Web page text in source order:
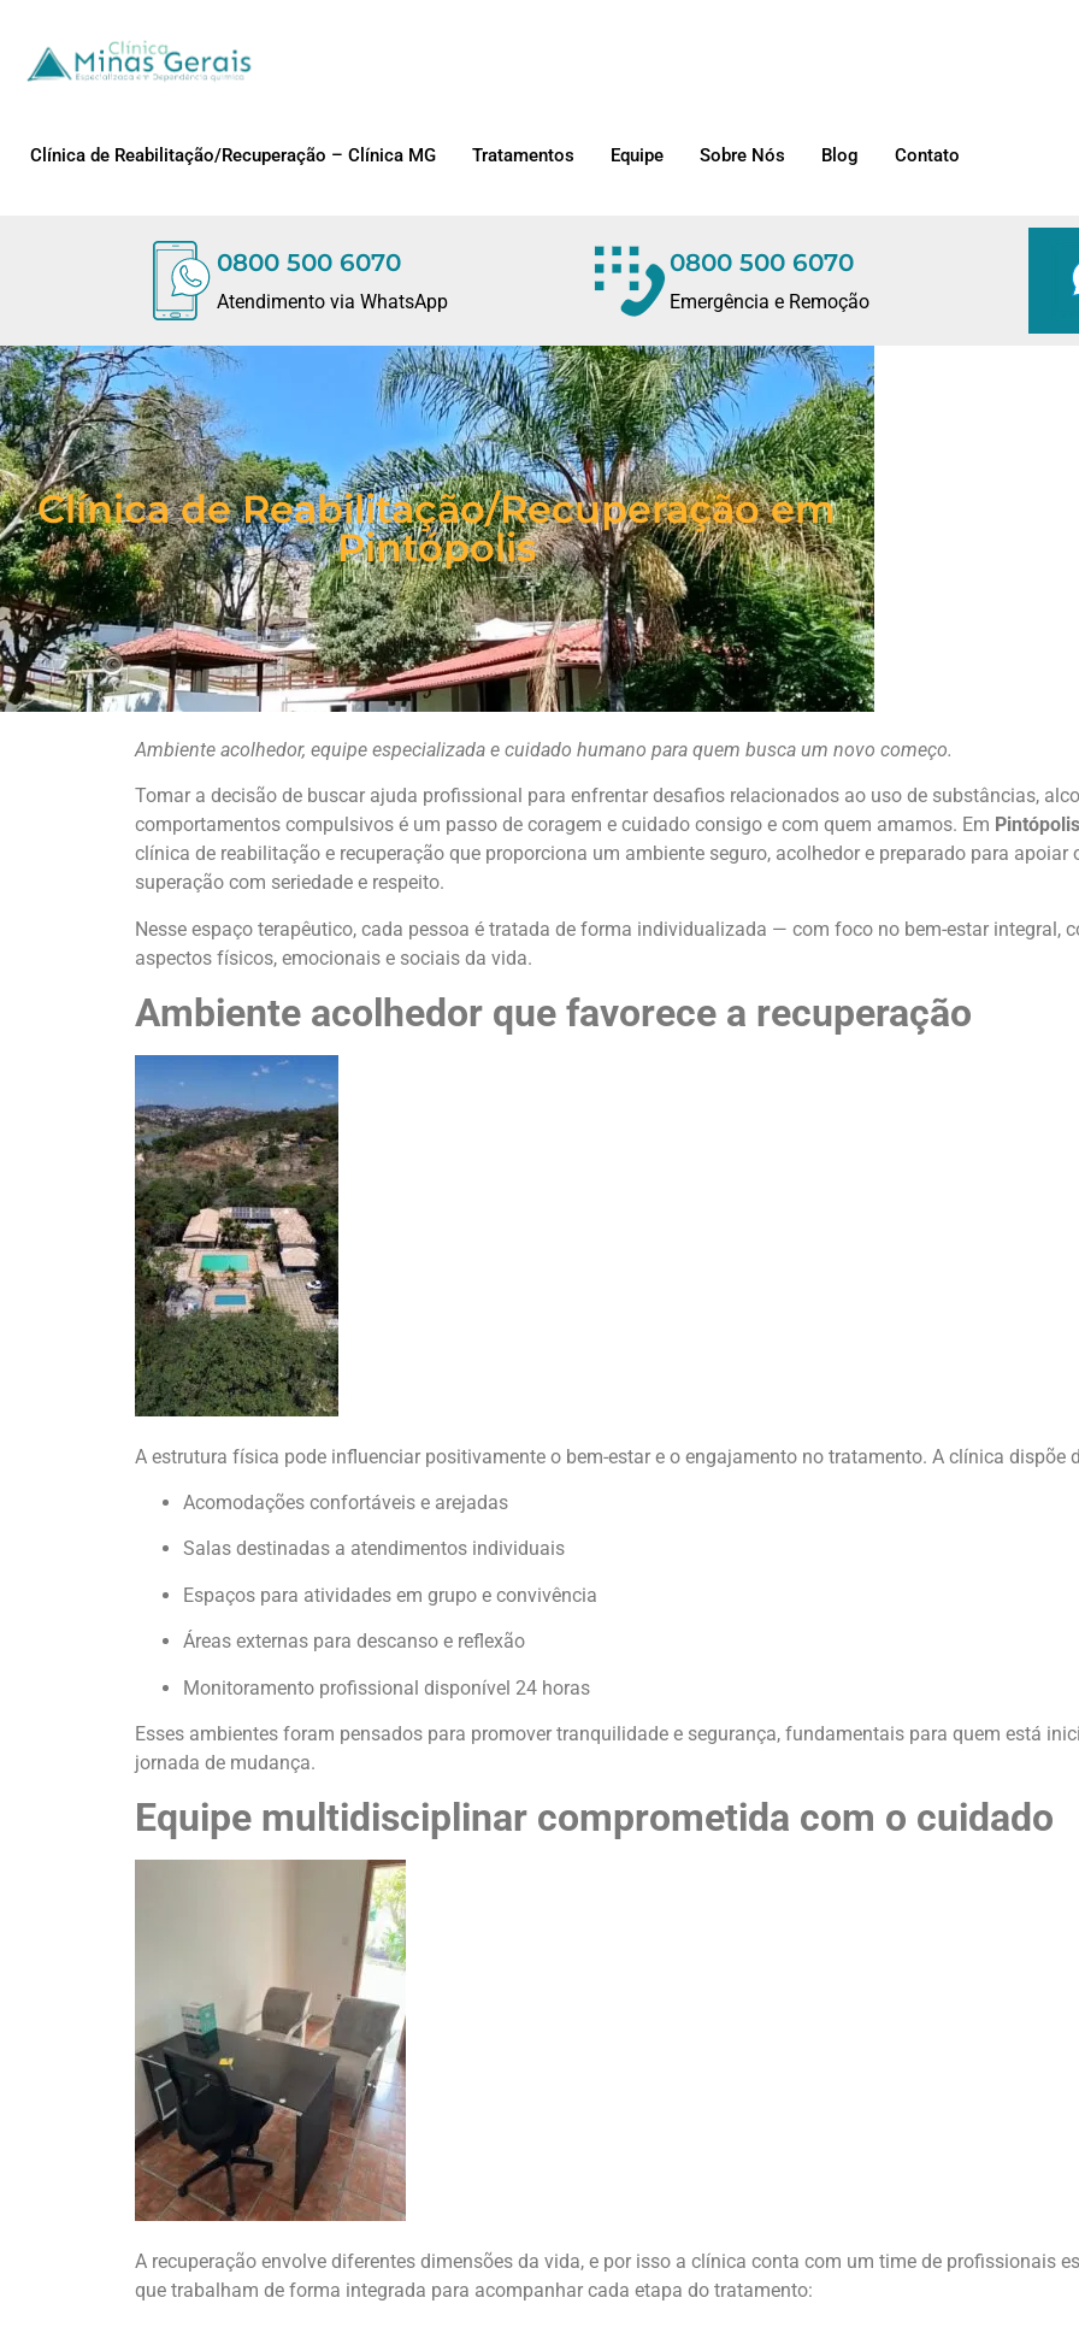
Clínica de Reabilitação/Recuperação – Clínica MG Tratamentos Equipe Sobre Nós Blog Contato
0800 500 6070
Atendimento via WhatsApp
0800 500 6070
Emergência e Remoção
Clínica de Reabilitação/Recuperação em
Pintópolis
Ambiente acolhedor, equipe especializada e cuidado humano para quem busca um novo começo.
Tomar a decisão de buscar ajuda profissional para enfrentar desafios relacionados ao uso de substâncias,
comportamentos compulsivos é um passo de coragem e cuidado consigo e com quem amamos. Em Pintópolis
clínica de reabilitação e recuperação que proporciona um ambiente seguro, acolhedor e preparado para apoiar
superação com seriedade e respeito.
Nesse espaço terapêutico, cada pessoa é tratada de forma individualizada — com foco no bem-estar integral,
aspectos físicos, emocionais e sociais da vida.
Ambiente acolhedor que favorece a recuperação
A estrutura física pode influenciar positivamente o bem-estar e o engajamento no tratamento. A clínica dispõe
Acomodações confortáveis e arejadas
Salas destinadas a atendimentos individuais
Espaços para atividades em grupo e convivência
Áreas externas para descanso e reflexão
Monitoramento profissional disponível 24 horas
Esses ambientes foram pensados para promover tranquilidade e segurança, fundamentais para quem está
jornada de mudança.
Equipe multidisciplinar comprometida com o cuidado
A recuperação envolve diferentes dimensões da vida, e por isso a clínica conta com um time de profissionais
que trabalham de forma integrada para acompanhar cada etapa do tratamento: